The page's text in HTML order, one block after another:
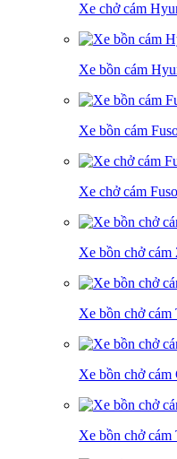
Xe chở cám
Xe bồn cám
Xe bồn cám
Xe chở cám
Xe bồn chở
Xe bồn chở cám
Xe bồn chở cám
Xe bồn chở